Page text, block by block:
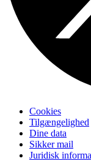
Cookies
Tilgængelighed
Dine data
Sikker mail
Juridisk